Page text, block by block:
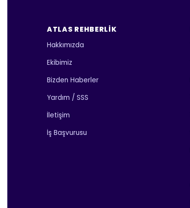
ATLAS REHBERLIK
Hakkımızda
Ekibimiz
Bizden Haberler
Yardım / SSS
İletişim
İş Başvurusu